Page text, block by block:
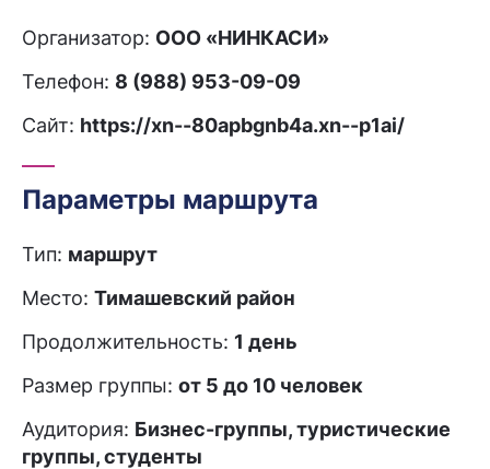
Организатор: ООО «НИНКАСИ»
Телефон: 8 (988) 953-09-09
Сайт: https://xn--80apbgnb4a.xn--p1ai/
Параметры маршрута
Тип: маршрут
Место: Тимашевский район
Продолжительность: 1 день
Размер группы: от 5 до 10 человек
Аудитория: Бизнес-группы, туристические
группы, студенты